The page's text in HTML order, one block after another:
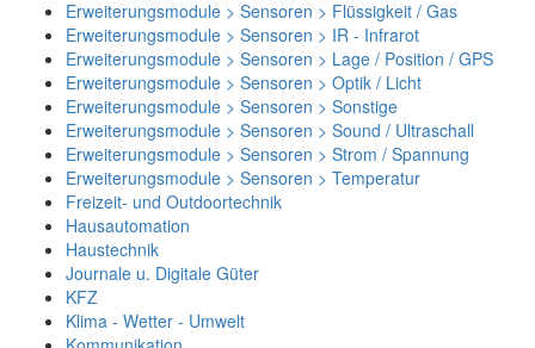
Erweiterungsmodule > Sensoren > Flüssigkeit / Gas
Erweiterungsmodule > Sensoren > IR - Infrarot
Erweiterungsmodule > Sensoren > Lage / Position / GPS
Erweiterungsmodule > Sensoren > Optik / Licht
Erweiterungsmodule > Sensoren > Sonstige
Erweiterungsmodule > Sensoren > Sound / Ultraschall
Erweiterungsmodule > Sensoren > Strom / Spannung
Erweiterungsmodule > Sensoren > Temperatur
Freizeit- und Outdoortechnik
Hausautomation
Haustechnik
Journale u. Digitale Güter
KFZ
Klima - Wetter - Umwelt